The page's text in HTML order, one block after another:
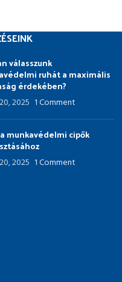
válasszunk
ruhát a maximális
érdekében?
2025 1 Comment
munkavédelmi cipők
2025 1 Comment